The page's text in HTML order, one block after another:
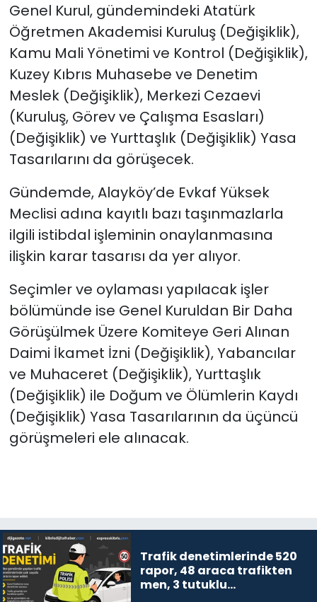
Genel Kurul, gündemindeki Atatürk
Öğretmen Akademisi Kuruluş (Değişiklik),
Kamu Mali Yönetimi ve Kontrol (Değişiklik),
Kuzey Kıbrıs Muhasebe ve Denetim
Meslek (Değişiklik), Merkezi Cezaevi
(Kuruluş, Görev ve Çalışma Esasları)
(Değişiklik) ve Yurttaşlık (Değişiklik) Yasa
Tasarılarını da görüşecek.
Gündemde, Alayköy’de Evkaf Yüksek
Meclisi adına kayıtlı bazı taşınmazlarla
ilgili istibdal işleminin onaylanmasına
ilişkin karar tasarısı da yer alıyor.
Seçimler ve oylaması yapılacak işler
bölümünde ise Genel Kuruldan Bir Daha
Görüşülmek Üzere Komiteye Geri Alınan
Daimi İkamet İzni (Değişiklik), Yabancılar
ve Muhaceret (Değişiklik), Yurttaşlık
(Değişiklik) ile Doğum ve Ölümlerin Kaydı
(Değişiklik) Yasa Tasarılarının da üçüncü
görüşmeleri ele alınacak.
Trafik denetimlerinde 520
rapor, 48 araca trafikten
men, 3 tutuklu…
YAŞAM
Yazarlar